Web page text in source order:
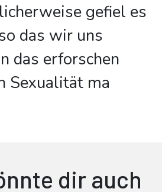
gefiel es
das wir uns
das erforschen
Sexualität ma
dir auch